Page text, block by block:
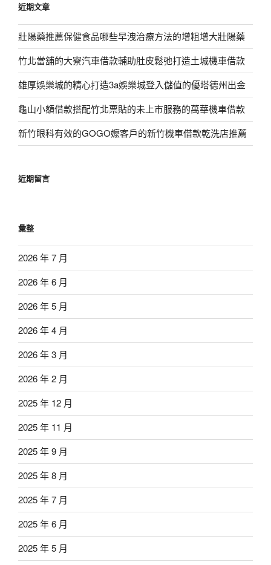
字:
近期文章
壯陽藥推薦保健食品哪些早洩治療方法的增粗增大壯陽藥
竹北當舖的大寮汽車借款輔助肚皮鬆弛打造土城機車借款
雄厚娛樂城的精心打造3a娛樂城登入儲值的優塔德州出金
龜山小額借款搭配竹北票貼的未上市服務的萬華機車借款
新竹眼科有效的GOGO嬤客戶的新竹機車借款乾洗店推薦
近期留言
彙整
2026 年 7 月
2026 年 6 月
2026 年 5 月
2026 年 4 月
2026 年 3 月
2026 年 2 月
2025 年 12 月
2025 年 11 月
2025 年 9 月
2025 年 8 月
2025 年 7 月
2025 年 6 月
2025 年 5 月